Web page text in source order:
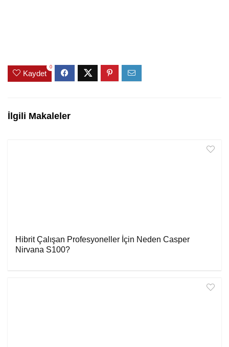
Kaydet
0
İlgili Makaleler
Hibrit Çalışan Profesyoneller İçin Neden Casper
Nirvana S100?